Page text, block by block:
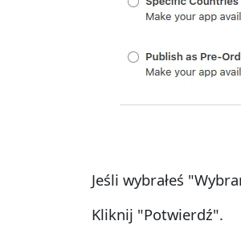
Jeśli wybrałeś
Kliknij "Potwierdź".